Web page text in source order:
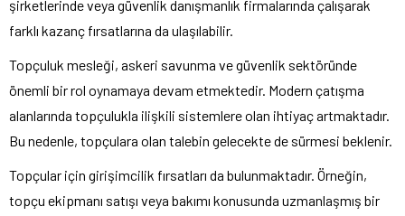
şirketlerinde veya güvenlik danışmanlık firmalarında çalışarak
farklı kazanç fırsatlarına da ulaşılabilir.
Topçuluk mesleği, askeri savunma ve güvenlik sektöründe
önemli bir rol oynamaya devam etmektedir. Modern çatışma
alanlarında topçulukla ilişkili sistemlere olan ihtiyaç artmaktadır.
Bu nedenle, topçulara olan talebin gelecekte de sürmesi beklenir.
Topçular için girişimcilik fırsatları da bulunmaktadır. Örneğin,
topçu ekipmanı satışı veya bakımı konusunda uzmanlaşmış bir